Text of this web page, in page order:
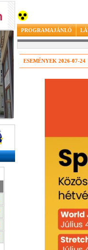
PROGRAMAJÁNLÓ
ESEMÉNYEK 2026-07-24